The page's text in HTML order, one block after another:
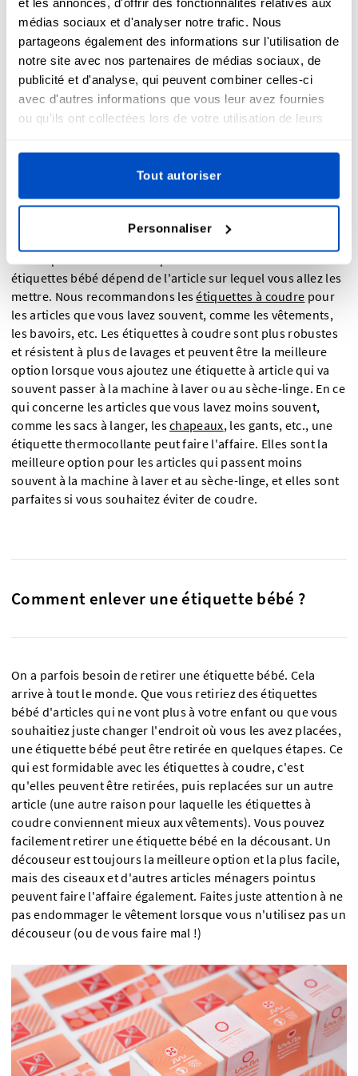
médias sociaux et d'analyser notre trafic. Nous
partageons également des informations sur l'utilisation de
notre site avec nos partenaires de médias sociaux, de
publicité et d'analyse, qui peuvent combiner celles-ci
avec d'autres informations que vous leur avez fournies
ou qu'ils ont collectées lors de votre utilisation de leurs
Tout autoriser
Personnaliser
sont rapides et faciles à ajouter aux articles de votre bébé. Il
vous suffit de prendre un fer à repasser et du papier
sulfurisé et d'appliquer l'étiquette au fer à l'endroit où vous
le souhaitez.
Quel type d'étiquette bébé dois-je prendre ?
étiquettes bébé dépend de l'article sur lequel vous allez les
mettre. Nous recommandons lesétiquettes à coudre pour
les articles que vous lavez souvent, comme les vêtements,
les bavoirs, etc. Les étiquettes à coudre sont plus robustes
et résistent à plus de lavages et peuvent être la meilleure
option lorsque vous ajoutez une étiquette à article qui va
souvent passer à la machine à laver ou au sèche-linge. En ce
qui concerne les articles que vous lavez moins souvent,
comme les sacs à langer, leschapeaux, les gants, etc., une
étiquette thermocollante peut faire l'affaire. Elles sont la
meilleure option pour les articles qui passent moins
souvent à la machine à laver et au sèche-linge, et elles sont
parfaites si vous souhaitez éviter de coudre.
Comment enlever une étiquette bébé ?
On a parfois besoin de retirer une étiquette bébé. Cela
arrive à tout le monde. Que vous retiriez des étiquettes
bébé d'articles qui ne vont plus à votre enfant ou que vous
souhaitiez juste changer l'endroit où vous les avez placées,
une étiquette bébé peut être retirée en quelques étapes. Ce
qui est formidable avec les étiquettes à coudre, c'est
qu'elles peuvent être retirées, puis replacées sur un autre
article (une autre raison pour laquelle les étiquettes à
coudre conviennent mieux aux vêtements). Vous pouvez
facilement retirer une étiquette bébé en la décousant. Un
découseur est toujours la meilleure option et la plus facile,
mais des ciseaux et d'autres articles ménagers pointus
peuvent faire l'affaire également. Faites juste attention à ne
pas endommager le vêtement lorsque vous n'utilisez pas un
découseur (ou de vous faire mal !)